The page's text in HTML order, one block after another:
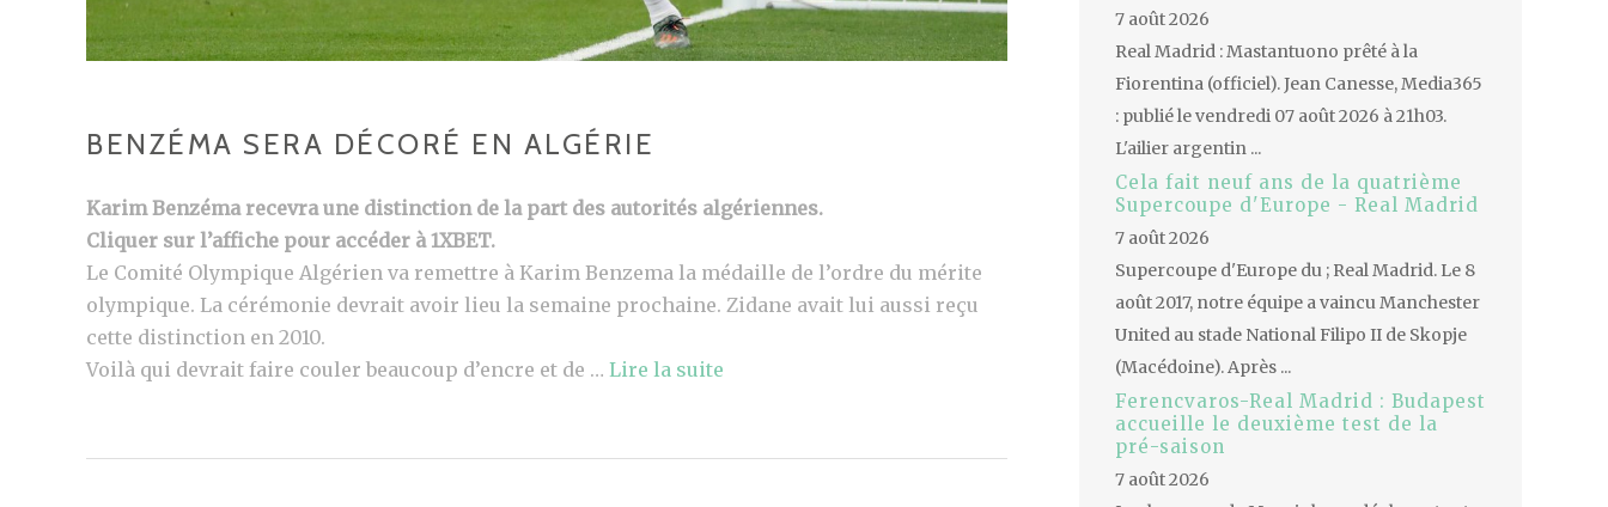
BENZÉMA SERA DÉCORÉ EN ALGÉRIE
Karim Benzéma recevra une distinction de la part des autorités algériennes.
Cliquer sur l’affiche pour accéder à 1XBET.
Le Comité Olympique Algérien va remettre à Karim Benzema la médaille de l’ordre du mérite
olympique. La cérémonie devrait avoir lieu la semaine prochaine. Zidane avait lui aussi reçu
cette distinction en 2010.
Voilà qui devrait faire couler beaucoup d’encre et de … Lire la suite
7 août 2026
Real Madrid : Mastantuono prêté à la
Fiorentina (officiel). Jean Canesse, Media365
: publié le vendredi 07 août 2026 à 21h03.
L'ailier argentin ...
Cela fait neuf ans de la quatrième
Supercoupe d'Europe - Real Madrid
7 août 2026
Supercoupe d'Europe du ; Real Madrid. Le 8
août 2017, notre équipe a vaincu Manchester
United au stade National Filipo II de Skopje
(Macédoine). Après ...
Ferencvaros-Real Madrid : Budapest
accueille le deuxième test de la
pré-saison
7 août 2026